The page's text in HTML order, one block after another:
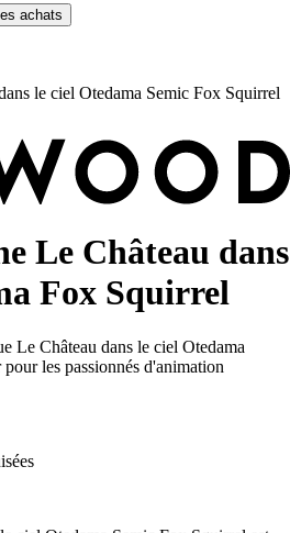
achats
le ciel Otedama Semic Fox Squirrel
Le Château dans
Fox Squirrel
Le Château dans le ciel Otedama
les passionnés d'animation